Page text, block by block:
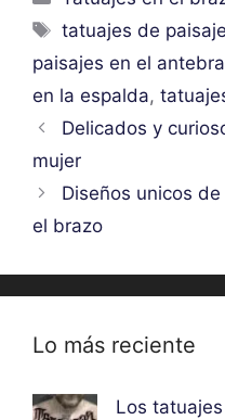
Etiquetas
tatuajes de
paisajes en el
en la espalda,
Delicados y
mujer
Diseños unicos
el brazo
Lo más reciente
Los